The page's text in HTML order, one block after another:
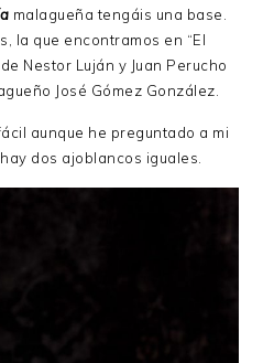
malagueña tengáis una base.
la que encontramos en “El
Nestor Luján y Juan Perucho
José Gómez González.
aunque he preguntado a mi
dos ajoblancos iguales.